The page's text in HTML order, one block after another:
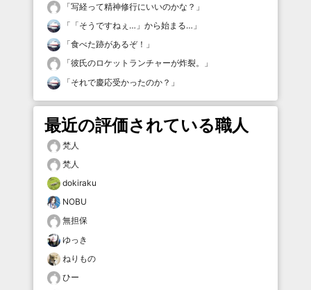
「写経って精神修行にいいのかな？ 」
「 「そうですねぇ…」から始まる… 」
「食べた跡があるぞ！ 」
「彼氏のロケットランチャーが炸裂。
」
「それで慶応受かったのか？ 」
最近の評価されている職人
梵人
梵人
dokiraku
NOBU
無担保
ゆっき
ねりもの
ひー